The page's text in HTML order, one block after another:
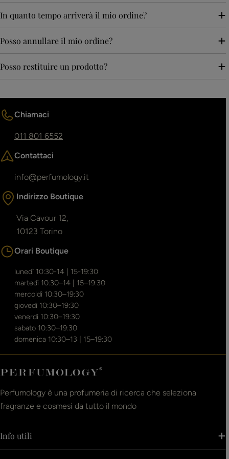
In quanto tempo arriverà il mio ordine?
Posso annullare il mio ordine?
Posso restituire un prodotto?
Chiamaci
011 801 6552
Contattaci
info@perfumology.it
Indirizzo Boutique
Via Cavour 12,
10123 Torino
Orari Boutique
lunedì 10:30-14 | 15-19:30
martedì 10:30–14 | 15–19:30
mercoldì 10:30–19:30
giovedì 10:30–19:30
venerdì 10:30–19:30
sabato 10:30–19:30
domenica 10:30–13 | 15–19:30
Perfumology è una profumeria di ricerca che seleziona
fragranze e cosmesi da tutto il mondo
Info utili